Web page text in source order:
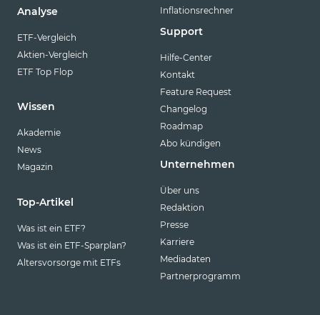
Analyse
ETF-Vergleich
Aktien-Vergleich
ETF Top Flop
Wissen
Akademie
News
Magazin
Top-Artikel
Was ist ein ETF?
Was ist ein ETF-Sparplan?
Altersvorsorge mit ETFs
Inflationsrechner
Support
Hilfe-Center
Kontakt
Feature Request
Changelog
Roadmap
Abo kündigen
Unternehmen
Über uns
Redaktion
Presse
Karriere
Mediadaten
Partnerprogramm